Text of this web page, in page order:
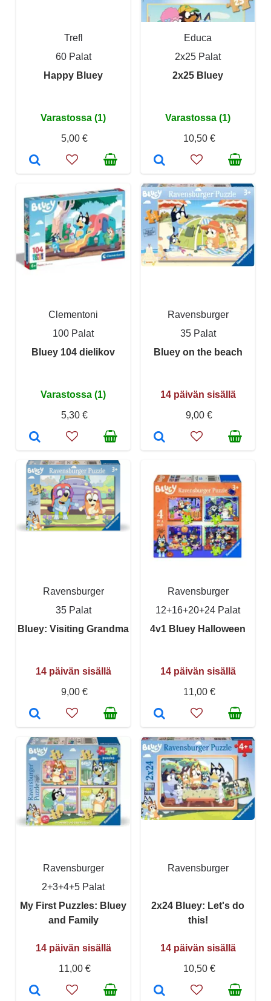
Trefl
60 Palat
Happy Bluey
Varastossa (1)
5,00 €
Educa
2x25 Palat
2x25 Bluey
Varastossa (1)
10,50 €
Clementoni
100 Palat
Bluey 104 dielikov
Varastossa (1)
5,30 €
Ravensburger
35 Palat
Bluey on the beach
14 päivän sisällä
9,00 €
Ravensburger
35 Palat
Bluey: Visiting Grandma
14 päivän sisällä
9,00 €
Ravensburger
12+16+20+24 Palat
4v1 Bluey Halloween
14 päivän sisällä
11,00 €
Ravensburger
2+3+4+5 Palat
My First Puzzles: Bluey
and Family
14 päivän sisällä
11,00 €
Ravensburger
2x24 Bluey: Let's do
this!
14 päivän sisällä
10,50 €